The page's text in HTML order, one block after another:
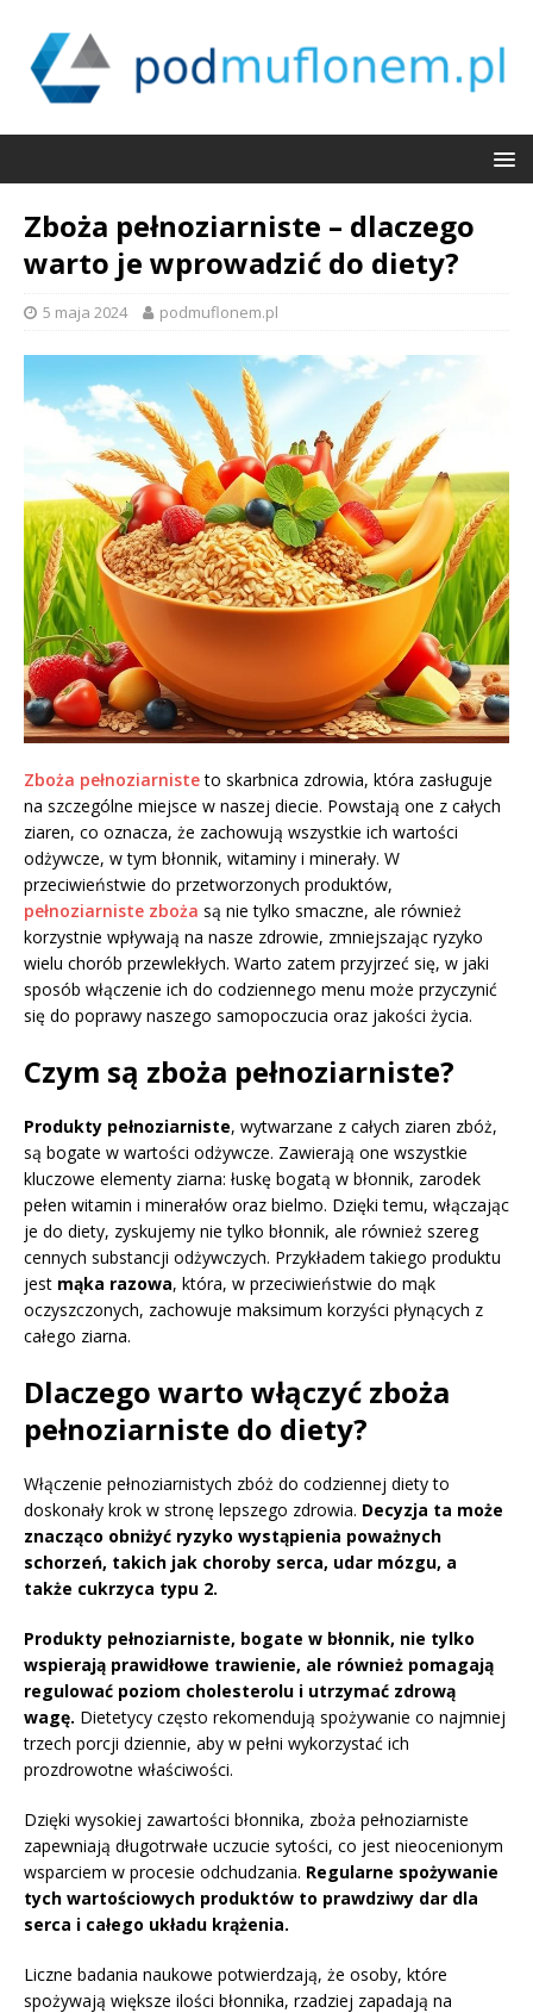
Zboża pełnoziarniste – dlaczego
warto je wprowadzić do diety?
5 maja 2024 podmuflonem.pl
Zboża pełnoziarnisteto skarbnica zdrowia, która zasługuje
na szczególne miejsce w naszej diecie. Powstają one z całych
ziaren, co oznacza, że zachowują wszystkie ich wartości
odżywcze, w tym błonnik, witaminy i minerały. W
przeciwieństwie do przetworzonych produktów,
pełnoziarniste zboża są nie tylko smaczne, ale również
korzystnie wpływają na nasze zdrowie, zmniejszając ryzyko
wielu chorób przewlekłych. Warto zatem przyjrzeć się, w jaki
sposób włączenie ich do codziennego menu może przyczynić
się do poprawy naszego samopoczucia oraz jakości życia.
Czym są zboża pełnoziarniste?
Produkty pełnoziarniste, wytwarzane z całych ziaren zbóż,
są bogate w wartości odżywcze. Zawierają one wszystkie
kluczowe elementy ziarna: łuskę bogatą w błonnik, zarodek
pełen witamin i minerałów oraz bielmo. Dzięki temu, włączając
je do diety, zyskujemy nie tylko błonnik, ale również szereg
cennych substancji odżywczych. Przykładem takiego produktu
jest mąka razowa, która, w przeciwieństwie do mąk
oczyszczonych, zachowuje maksimum korzyści płynących z
całego ziarna.
Dlaczego warto włączyć zboża
pełnoziarniste do diety?
Włączenie pełnoziarnistych zbóż do codziennej diety to
doskonały krok w stronę lepszego zdrowia. Decyzja ta może
znacząco obniżyć ryzyko wystąpienia poważnych
schorzeń, takich jak choroby serca, udar mózgu, a
także cukrzyca typu 2.
Produkty pełnoziarniste, bogate w błonnik, nie tylko
wspierają prawidłowe trawienie, ale również pomagają
regulować poziom cholesterolu i utrzymać zdrową
wagę. Dietetycy często rekomendują spożywanie co najmniej
trzech porcji dziennie, aby w pełni wykorzystać ich
prozdrowotne właściwości.
Dzięki wysokiej zawartości błonnika, zboża pełnoziarniste
zapewniają długotrwałe uczucie sytości, co jest nieocenionym
wsparciem w procesie odchudzania. Regularne spożywanie
tych wartościowych produktów to prawdziwy dar dla
serca i całego układu krążenia.
Liczne badania naukowe potwierdzają, że osoby, które
spożywają większe ilości błonnika, rzadziej zapadają na